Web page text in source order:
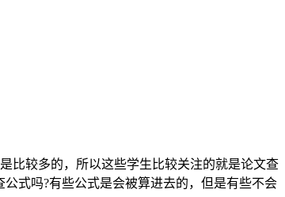
比较多的，所以这些学生比较关注的就是论文查
式吗?有些公式是会被算进去的，但是有些不会